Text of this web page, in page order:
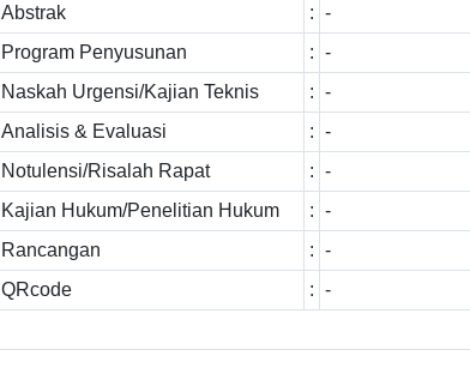
Abstrak
: -
Program Penyusunan
: -
Naskah Urgensi/Kajian Teknis
: -
Analisis & Evaluasi
: -
Notulensi/Risalah Rapat
: -
Kajian Hukum/Penelitian Hukum
: -
Rancangan
: -
QRcode
: -